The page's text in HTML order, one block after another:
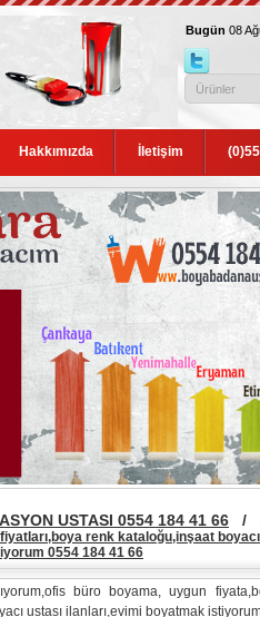
Bugün 08
Hakkımızda İletişim
USTASI 0554 184 41 66 /
renk kataloğu,inşaat
0554 184 41 66